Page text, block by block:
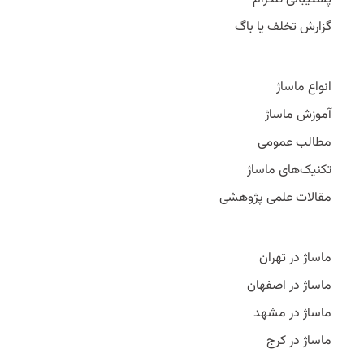
گزارش تخلف یا باگ
انواع ماساژ
آموزش ماساژ
مطالب عمومی
تکنیک‌های ماساژ
مقالات علمی پژوهشی
ماساژ در تهران
ماساژ در اصفهان
ماساژ در مشهد
ماساژ در کرج